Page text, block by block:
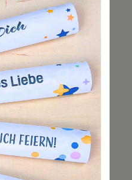
die echten
nachbasteln!